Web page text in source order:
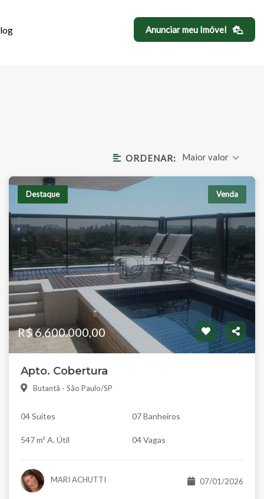
Anunciar meu Imóvel
ORDENAR: Maior valor
Destaque Venda
R$ 6.600.000,00
Apto. Cobertura
Butantã - São Paulo/SP
04 Suítes 07 Banheiros
547 m² A. Útil 04 Vagas
MARI ACHUTTI 07/01/2026